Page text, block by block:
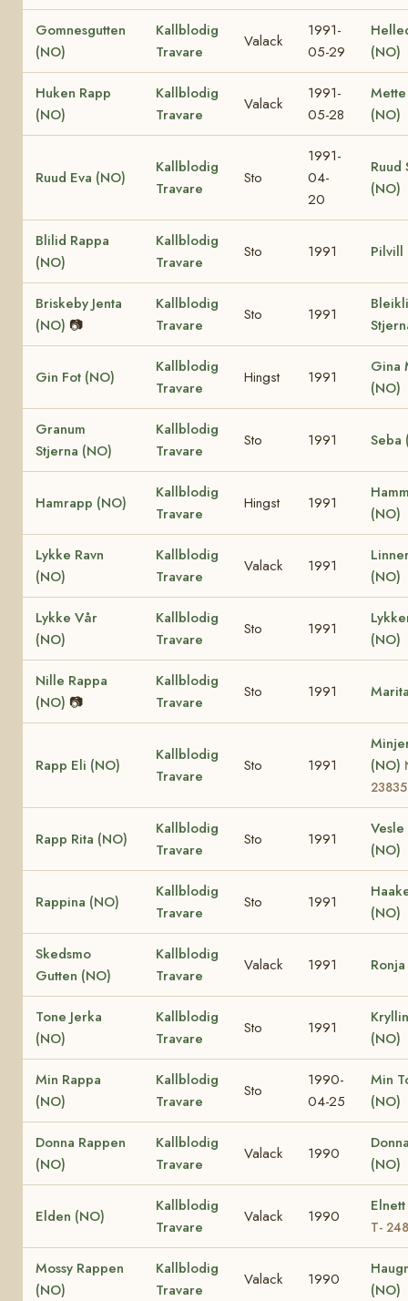
Gomnesgutten
(NO)
Kallblodig
Travare
Valack
1991-
05-29
(NO)
Huken Rapp
(NO)
Kallblodig
Travare
Valack
1991-
05-28
(NO)
Ruud Eva (NO)
Kallblodig
Travare
Sto
1991-
04-
20
Ruud
(NO)
Blilid Rappa
(NO)
Kallblodig
Travare
Sto 1991 Pilvill
Briskeby Jenta
(NO) 📷
Kallblodig
Travare
Sto 1991
Bleikli
Gin Fot (NO)
Kallblodig
Travare
Hingst 1991
Gina
(NO)
Granum
Stjerna (NO)
Kallblodig
Travare
Sto 1991 Seba
Hamrapp (NO)
Kallblodig
Travare
Hingst 1991
(NO)
Lykke Ravn
(NO)
Kallblodig
Travare
Valack 1991
(NO)
Lykke Vår
(NO)
Kallblodig
Travare
Sto 1991
(NO)
Nille Rappa
(NO) 📷
Kallblodig
Travare
Sto 1991
Rapp Eli (NO)
Kallblodig
Travare
Sto 1991
(NO)
23835
Rapp Rita (NO)
Kallblodig
Travare
Sto 1991
Vesle
(NO)
Rappina (NO)
Kallblodig
Travare
Sto 1991
(NO)
Skedsmo
Gutten (NO)
Kallblodig
Travare
Valack 1991
Tone Jerka
(NO)
Kallblodig
Travare
Sto 1991
(NO)
Min Rappa
(NO)
Kallblodig
Travare
Sto
1990-
04-25
Min
(NO)
Donna Rappen
(NO)
Kallblodig
Travare
Valack 1990
(NO)
Elden (NO)
Kallblodig
Travare
Valack 1990
T-
Mossy Rappen
(NO)
Kallblodig
Travare
Valack 1990
(NO)